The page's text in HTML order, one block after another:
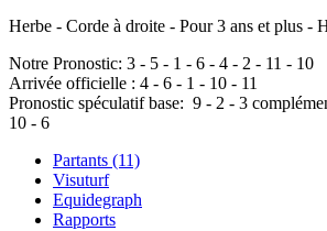
Herbe - Corde à droite - Pour 3 ans et plus -
Notre Pronostic: 3 - 5 - 1 - 6 - 4 - 2 - 11 - 10
Arrivée officielle : 4 - 6 - 1 - 10 - 11
Pronostic spéculatif base: 9 - 2 - 3
10 - 6
Partants (11)
Visuturf
Equidegraph
Rapports